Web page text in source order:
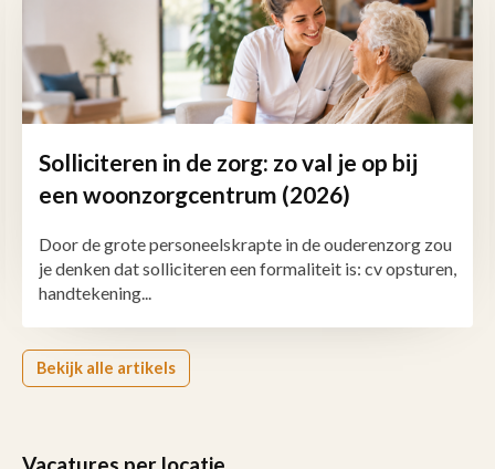
Solliciteren in de zorg: zo val je op bij
een woonzorgcentrum (2026)
Door de grote personeelskrapte in de ouderenzorg zou
je denken dat solliciteren een formaliteit is: cv opsturen,
handtekening...
Bekijk alle artikels